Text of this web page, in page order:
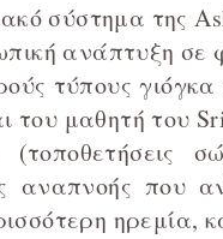
σύστημα της
ανάπτυξη σε
τύπους
μαθητή του
αναπνοής που
ηρεμία,